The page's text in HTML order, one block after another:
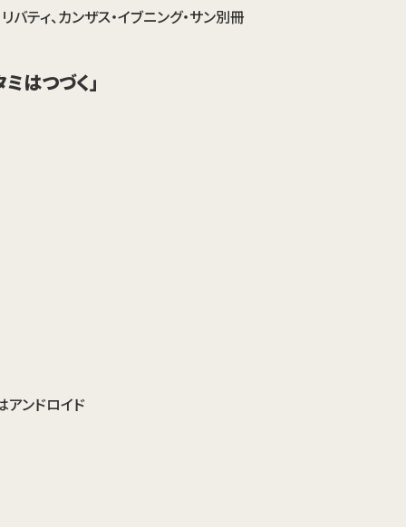
バティ、カンザス・イブニング・サン別冊
はつづく」
ンドロイド